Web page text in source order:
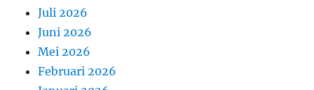
Juli 2026
Juni 2026
Mei 2026
Februari 2026